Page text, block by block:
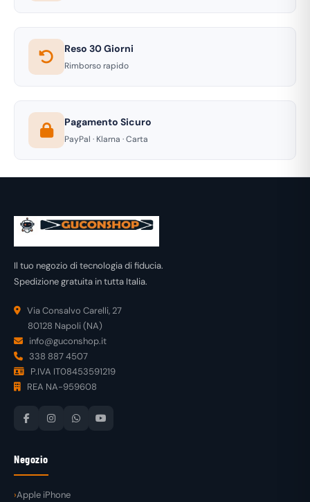
Reso 30 Giorni
Rimborso rapido
Pagamento Sicuro
PayPal · Klarna · Carta
Il tuo negozio di tecnologia di fiducia.
Spedizione gratuita in tutta Italia.
Via Consalvo Carelli, 27
80128 Napoli (NA)
info@guconshop.it
338 887 4507
P.IVA IT08453591219
REA NA-959608
Negozio
Apple iPhone